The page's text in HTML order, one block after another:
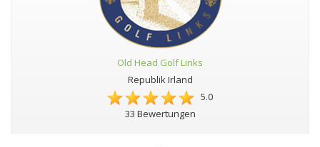
Old Head Golf Links
Republik Irland
5.0
33 Bewertungen